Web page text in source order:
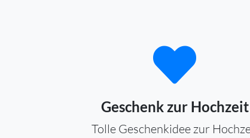
Geschenk zur Hochzeit
Tolle Geschenkidee zur